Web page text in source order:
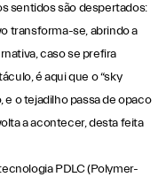
sentidos são despertados:
transforma-se, abrindo a
caso se prefira
é aqui que o “sky
e o tejadilho passa de opaco
a acontecer, desta feita
PDLC (Polymer-